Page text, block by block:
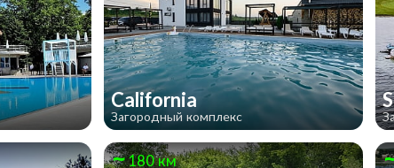
California
Загородный комплекс
180 км